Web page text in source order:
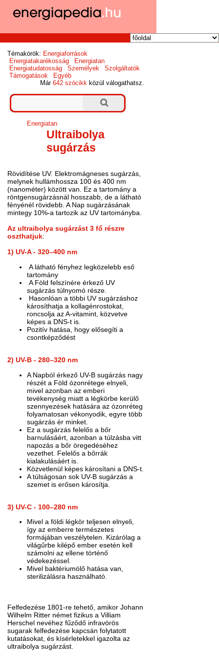
Témakörök: Energiaforrások
Energiatakarékosság
Energiatan
Energiatudatosság
Személyek
Szolgáltatók
Támogatások
Egyéb
Már642 szócikk közül válogathatsz.
Energiatan
Ultraibolya
sugárzás
Rövidítése UV. Elektromágneses sugárzás,
melynek hullámhossza 100 és 400 nm
(nanométer) között van. Ez a tartomány a
röntgensugárzásnál hosszabb, de a látható
fényénél rövidebb. A Nap sugárzásának
mintegy 10%-a tartozik az UV tartományba.
Az ultraibolya sugárzást 3 fő részre
oszthatjuk:
1) UV-A - 320–400 nm
A látható fényhez legközelebb eső
tartomány
A Föld felszínére érkező UV
sugárzás túlnyomó része.
Hasonlóan a többi UV sugárzáshoz
károsíthatja a kollagénrostokat,
roncsolja az A-vitamint, közvetve
képes a DNS-t is.
Pozitív hatása, hogy elősegíti a
csontképződést
2) UV-B - 280–320 nm
A Napból érkező UV-B sugárzás nagy
részét a Föld ózonrétege elnyeli,
mivel azonban az emberi
tevékenység miatt a légkörbe kerülő
szennyezések hatására az ózonréteg
folyamatosan vékonyodik, egyre több
sugárzás ér minket.
Ez a sugárzás felelős a bőr
barnulásáért, azonban a túlzásba vitt
napozás a bőr öregedéséhez
vezethet. Felelős a bőrrák
kialakulásáért is.
Közvetlenül képes károsítani a DNS-t.
A túlságosan sok UV-B sugárzás a
szemet is erősen károsítja.
3) UV-C - 100–280 nm
Mivel a földi légkör teljesen elnyeli,
így az emberre természetes
formájában veszélytelen. Kizárólag a
világűrbe kilépő ember esetén kell
számolni az ellene történő
védekezéssel.
Mivel baktériumölő hatása van,
sterilizálásra használható.
Felfedezése 1801-re tehető, amikor Johann
Wilhelm Ritter német fizikus a Villiam
Herschel nevéhez fűződő infravörös
sugarak felfedezése kapcsán folytatott
kutatásokat, és kísérletekkel igazolta az
ultraibolya sugárzást.